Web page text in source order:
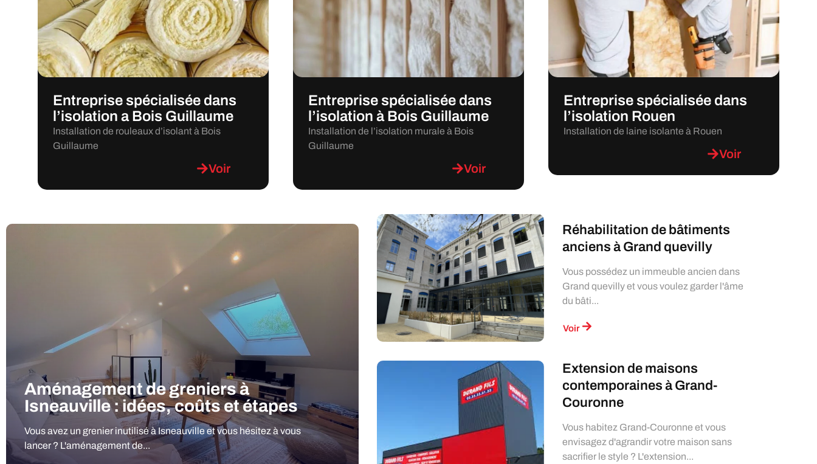
Entreprise spécialisée dans
l’isolation a Bois Guillaume
Installation de rouleaux d’isolant à Bois
Guillaume
Voir
Entreprise spécialisée dans
l’isolation à Bois Guillaume
Installation de l’isolation murale à Bois
Guillaume
Voir
Entreprise spécialisée dans
l’isolation Rouen
Installation de laine isolante à Rouen
Voir
Aménagement de greniers à
Isneauville : idées, coûts et étapes
Vous avez un grenier inutilisé à Isneauville et vous hésitez à vous
lancer ? L'aménagement de...
Réhabilitation de bâtiments
anciens à Grand quevilly
Vous possédez un immeuble ancien dans
Grand quevilly et vous voulez garder l'âme
du bâti...
Voir
Extension de maisons
contemporaines à Grand-
Couronne
Vous habitez Grand-Couronne et vous
envisagez d'agrandir votre maison sans
sacrifier le style ? L'extension...